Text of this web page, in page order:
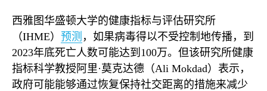
西雅图华盛顿大学的健康指标与评估研究所
（IHME） 预测 ，如果病毒得以不受控制地传播，到
2023年底死亡人数可能达到 100万。但该研究所健康
指标科学教授阿里·莫克达德（Ali Mokdad）表示，
政府可能能够通过恢复保持社交距离的措施来减少